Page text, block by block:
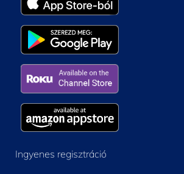
Ingyenes regisztráció